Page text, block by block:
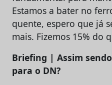
Estamos a bater no
quente, espero que já
mais. Fizemos 15% do
Briefing | Assim
para o DN?